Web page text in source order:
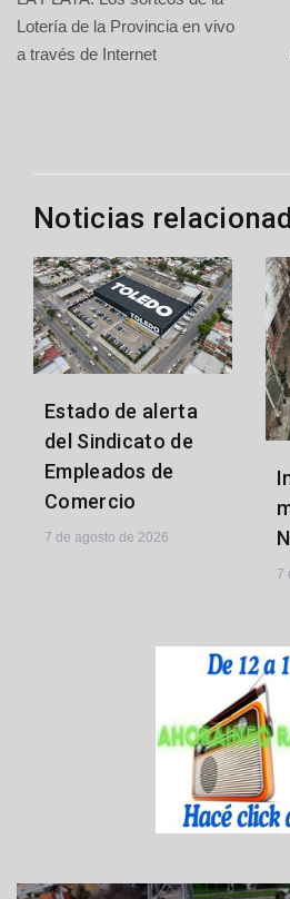
de
entradas
Lotería de la Provincia en vivo
a través de Internet
Noticias
Estado de alerta
del Sindicato de
Empleados de
Comercio
7 de agosto de 2026
7